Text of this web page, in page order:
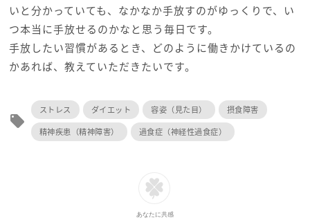
いと分かっていても、なかなか手放すのがゆっくりで、い
つ本当に手放せるのかなと思う毎日です。
手放したい習慣があるとき、どのように働きかけているの
かあれば、教えていただきたいです。
local_offer
ストレス ダイエット 容姿（見た目）
摂食障害
精神疾患（精神障害）
過食症（神経性過食症）
あなたに共感